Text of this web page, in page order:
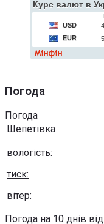
Погода
Погода
Шепетівка
вологість:
тиск:
вітер:
Погода на 10 днів від